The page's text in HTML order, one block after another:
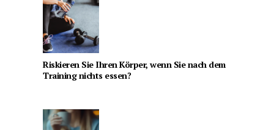
Riskieren Sie Ihren Körper, wenn Sie nach dem
Training nichts essen?